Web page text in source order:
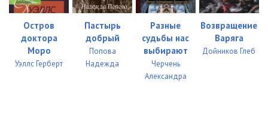
Остров
доктора
Моро
Уэллс Герберт
Пастырь
добрый
Попова
Надежда
Разные
судьбы нас
выбирают
Черчень
Александра
Возвращение
Варяга
Дойников Глеб